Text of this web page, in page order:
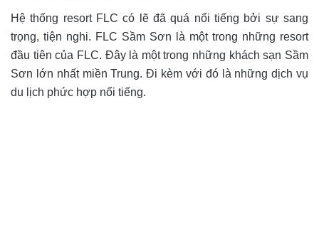
Hệ thống resort FLC có lẽ đã quá nổi tiếng bởi sự sang
trọng, tiện nghi. FLC Sầm Sơn là một trong những resort
đầu tiên của FLC. Đây là một trong những khách sạn Sầm
Sơn lớn nhất miền Trung. Đi kèm với đó là những dịch vụ
du lịch phức hợp nổi tiếng.